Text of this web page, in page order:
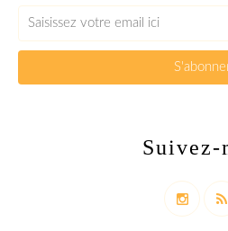
Suivez-